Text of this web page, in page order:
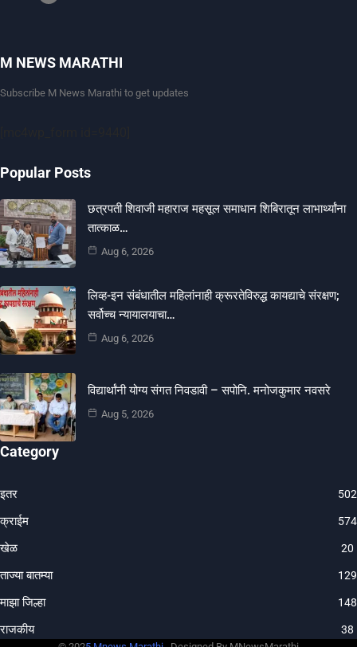
M NEWS MARATHI
Subscribe M News Marathi to get updates
Popular Posts
छत्रपती शिवाजी महाराज महसूल समाधान शिबिरातून लाभार्थ्यांना
तात्काळ…
Aug 6, 2026
लिव्ह-इन संबंधातील महिलांनाही क्रूरतेविरुद्ध कायद्याचे संरक्षण;
सर्वोच्च न्यायालयाचा…
Aug 6, 2026
विद्यार्थांनी योग्य संगत निवडावी – सपोनि. मनोजकुमार नवसरे
Aug 5, 2026
Category
इतर 502
क्राईम 574
खेळ 20
ताज्या बातम्या 129
माझा जिल्हा
राजकीय 38